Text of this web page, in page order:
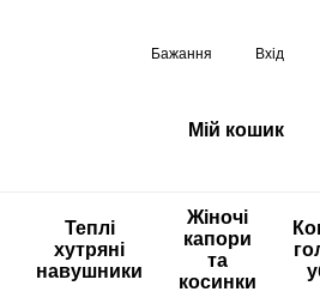
Бажання Вхід
Мій кошик
Теплі
хутряні
навушники
Жіночі
капори
та
косинки